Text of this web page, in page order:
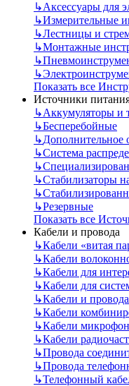
↳Аксессуары для
↳Измерительные
↳Лестницы и
↳Монтажные
↳
↳
Показать все
Источники
↳Аккумуляторы и
↳Бесперебойные
↳Дополнительное
↳Система
↳
↳Стабилизаторы
↳
↳Резервные
Показать все
Кабели и провода
↳Кабели «витая
↳Кабели
↳Кабели для
↳Кабели для
↳Кабели и
↳Кабели
↳Кабели
↳Кабели
↳Провода
↳Провода
↳Телефонный